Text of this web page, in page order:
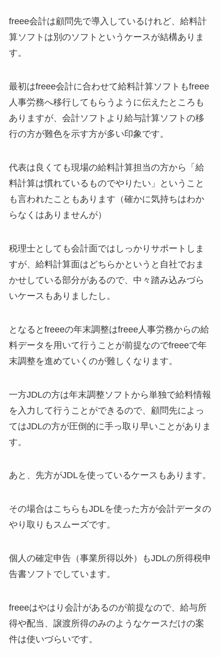
freee会計は顧問先で導入しているけれど、給料計
算ソフトは別のソフトというケースが結構ありま
す。
最初はfreee会計に合わせて給料計算ソフトもfreee
人事労務へ移行してもらうように伝えたところも
ありますが、会計ソフトより給与計算ソフトの移
行の方が難色を示す方が多い印象です。
代表は良くても現場の給料計算担当の方から「給
料計算は慣れているものでやりたい」ということ
も言われたこともあります（確かに気持ちはわか
らなくはありませんが）
税理士としても会計面ではしっかりサポートしま
すが、給料計算面はどちらかというと自社でおま
かせしている部分があるので、中々踏み込みづら
いケースもありましたし。
となるとfreeeの年末調整はfreee人事労務からの給
料データを用いて行うことが前提なのでfreeeで年
末調整を進めていくのが難しくなります。
一方JDLの方は年末調整ソフトから単独で給料情報
を入力して行うことができるので、顧問先によっ
てはJDLの方が圧倒的に手っ取り早いことがありま
す。
あと、先方がJDLを使っているケースもあります。
その場合はこちらもJDLを使った方が会計データの
やり取りもスムーズです。
個人の確定申告（事業所得以外）もJDLの所得税申
告書ソフトでしています。
freeeはやはり会計があるのが前提なので、給与所
得や配当、譲渡所得のみのようなケースだけの案
件は使いづらいです。